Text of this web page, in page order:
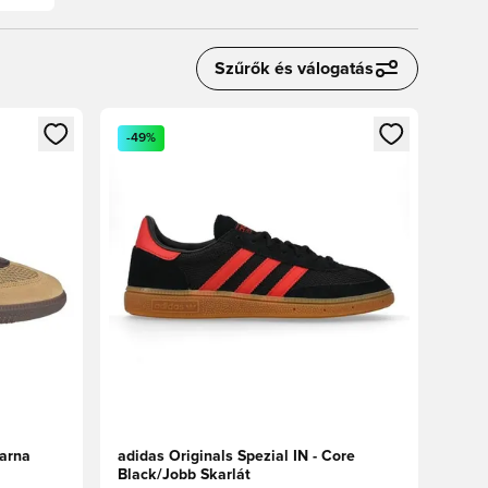
Szűrők és válogatás
vagy a tagként való regisztrációhoz
Megnyit egy modált a bejelentkezéshez vagy a
-49%
adidas Originals Spezial IN - Core
Black/Jobb Skarlát